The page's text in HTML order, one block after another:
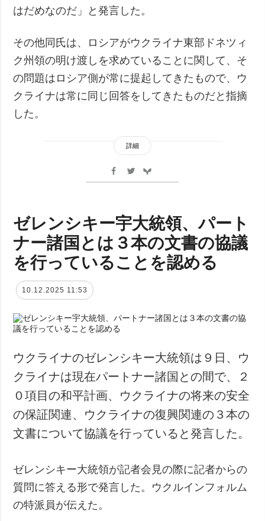
はだめなのだ」と発言した。
その他同氏は、ロシアがウクライナ東部ドネツィ
ク州領の明け渡しを求めていることに関して、そ
の問題はロシア側が常に提起してきたもので、ウ
クライナは常に同じ回答をしてきたものだと指摘
した。
詳細
ゼレンシキー宇大統領、パート
ナー諸国とは３本の文書の協議
を行っていることを認める
10.12.2025 11:53
ウクライナのゼレンシキー大統領は９日、ウ
クライナは現在パートナー諸国との間で、２
０項目の和平計画、ウクライナの将来の安全
の保証関連、ウクライナの復興関連の３本の
文書について協議を行っていると発言した。
ゼレンシキー大統領が記者会見の際に記者からの
質問に答える形で発言した。ウクルインフォルム
の特派員が伝えた。